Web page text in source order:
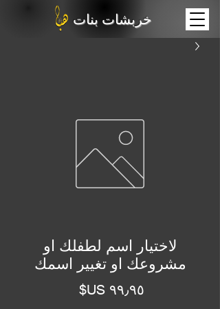
خربشات بنات
لاختيار اسم لطفلك او
مشروعك او تغيير اسمك
السعر